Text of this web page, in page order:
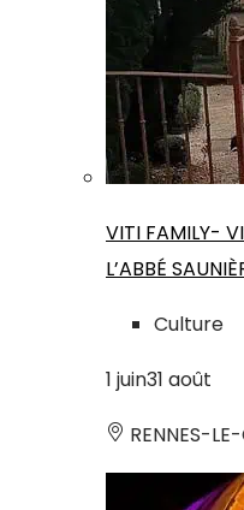
VITI FAMILY-
L’ABBÉ
Culture
1 juin31 août
RENNES-